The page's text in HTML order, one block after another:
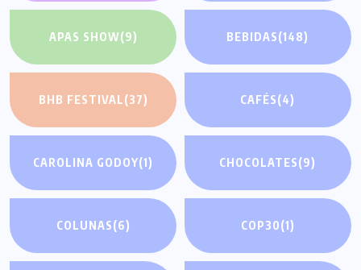
APAS SHOW(9) BEBIDAS(148)
BHB FESTIVAL(37) CAFÉS(4)
CAROLINA GODOY(1) CHOCOLATES(9)
COLUNAS(6) COP30(1)